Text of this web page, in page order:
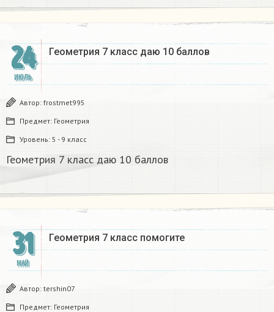
24
ИЮЛЬ
Геометрия 7 класс даю 10 баллов
Автор: frostmet995
Предмет: Геометрия
Уровень: 5 - 9 класс
Геометрия 7 класс даю 10 баллов
31
МАЙ
Геометрия 7 класс помогите
Автор: tershin07
Предмет: Геометрия